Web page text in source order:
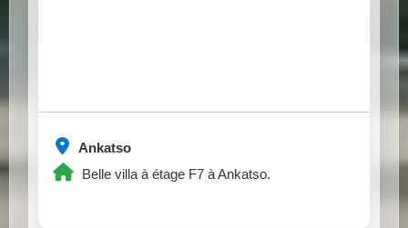
Ankatso
Belle villa à étage F7 à Ankatso.